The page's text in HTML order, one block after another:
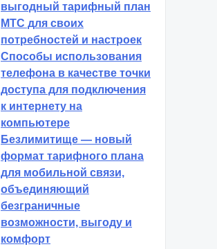
выгодный тарифный план
МТС для своих
потребностей и настроек
Способы использования
телефона в качестве точки
доступа для подключения
к интернету на
компьютере
Безлимитище — новый
формат тарифного плана
для мобильной связи,
объединяющий
безграничные
возможности, выгоду и
комфорт